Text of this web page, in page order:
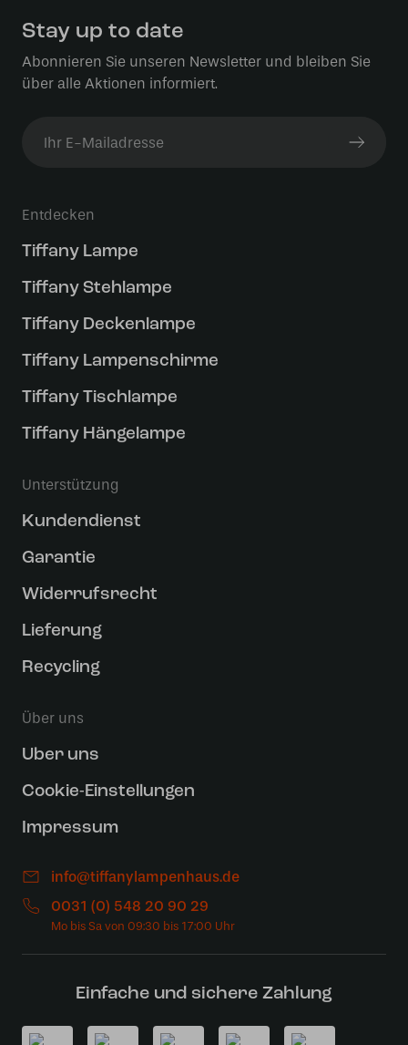
Stay up to date
Abonnieren Sie unseren Newsletter und bleiben Sie
über alle Aktionen informiert.
Entdecken
Tiffany Lampe
Tiffany Stehlampe
Tiffany Deckenlampe
Tiffany Lampenschirme
Tiffany Tischlampe
Tiffany Hängelampe
Unterstützung
Kundendienst
Garantie
Widerrufsrecht
Lieferung
Recycling
Über uns
Uber uns
Cookie-Einstellungen
Impressum
info@tiffanylampenhaus.de
0031 (0) 548 20 90 29
Einfache und sichere Zahlung